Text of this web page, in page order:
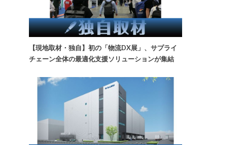
【現地取材・独自】初の「物流DX展」、サプライ
チェーン全体の最適化支援ソリューションが集結